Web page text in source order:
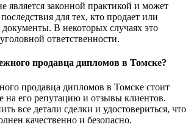
является законной практикой и может
для тех, кто продает или
документы. В некоторых случаях это
ответственности.
продавца дипломов в Томске?
продавца дипломов в Томске стоит
на его репутацию и отзывы клиентов.
все детали сделки и удостовериться, что
качественно и безопасно.